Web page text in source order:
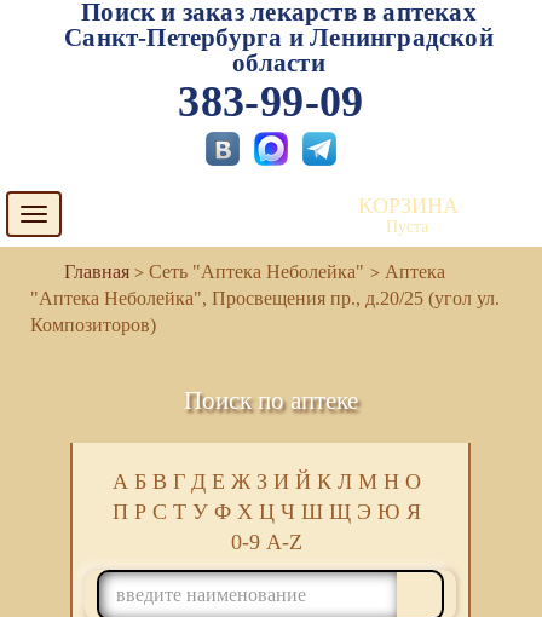
Поиск и заказ лекарств в аптеках
Санкт-Петербурга и Ленинградской
области
383-99-09
Toggle
navigation
КОРЗИНА
Пуста
Сеть "Аптека Неболейка"
Аптека
"Аптека Неболейка", Просвещения пр., д.20/25 (угол ул.
Композиторов)
Поиск по аптеке
А Б В Г Д Е Ж З И Й К Л М Н О
П Р С Т У Ф Х Ц Ч Ш Щ Э Ю Я
0-9 A-Z